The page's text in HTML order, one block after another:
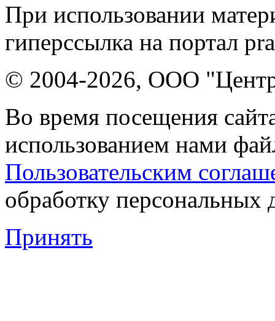
При использовании
гиперссылка на портал
© 2004-2026, ООО "Центр
Во время посещения
использованием нами
Пользовательским
обработку персональных
Принять